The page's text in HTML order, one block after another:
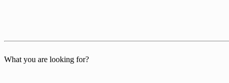
What you are looking for?